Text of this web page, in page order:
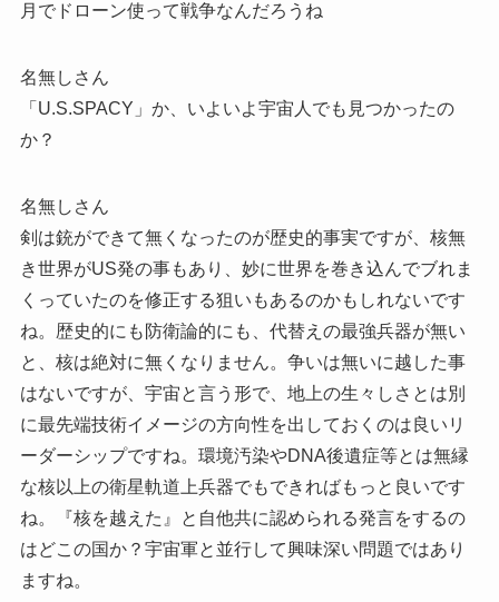
月でドローン使って戦争なんだろうね
名無しさん
「U.S.SPACY」か、いよいよ宇宙人でも見つかったの
か？
名無しさん
剣は銃ができて無くなったのが歴史的事実ですが、核無
き世界がUS発の事もあり、妙に世界を巻き込んでブれま
くっていたのを修正する狙いもあるのかもしれないです
ね。歴史的にも防衛論的にも、代替えの最強兵器が無い
と、核は絶対に無くなりません。争いは無いに越した事
はないですが、宇宙と言う形で、地上の生々しさとは別
に最先端技術イメージの方向性を出しておくのは良いリ
ーダーシップですね。環境汚染やDNA後遺症等とは無縁
な核以上の衛星軌道上兵器でもできればもっと良いです
ね。『核を越えた』と自他共に認められる発言をするの
はどこの国か？宇宙軍と並行して興味深い問題ではあり
ますね。